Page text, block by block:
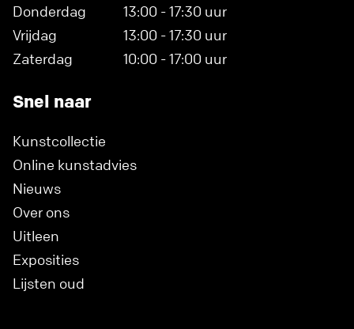
Donderdag
13:00 - 17:30 uur
Vrijdag
13:00 - 17:30 uur
Zaterdag
10:00 - 17:00 uur
Snel naar
Kunstcollectie
Online kunstadvies
Nieuws
Over ons
Uitleen
Exposities
Lijsten oud